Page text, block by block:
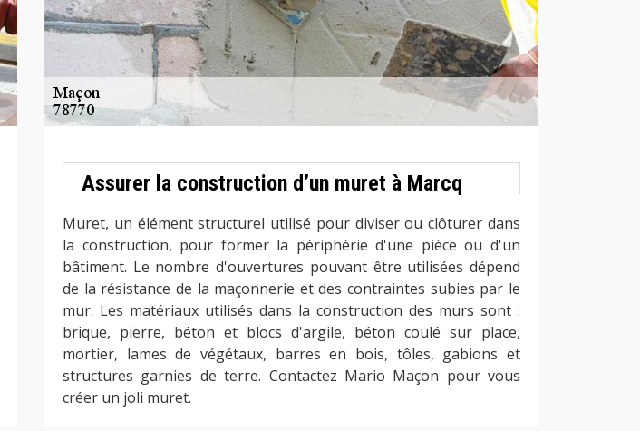
Assurer la construction d’un muret à Marcq
Muret, un élément structurel utilisé pour diviser ou clôturer dans
la construction, pour former la périphérie d'une pièce ou d'un
bâtiment. Le nombre d'ouvertures pouvant être utilisées dépend
de la résistance de la maçonnerie et des contraintes subies par le
mur. Les matériaux utilisés dans la construction des murs sont :
brique, pierre, béton et blocs d'argile, béton coulé sur place,
mortier, lames de végétaux, barres en bois, tôles, gabions et
structures garnies de terre. Contactez Mario Maçon pour vous
créer un joli muret.